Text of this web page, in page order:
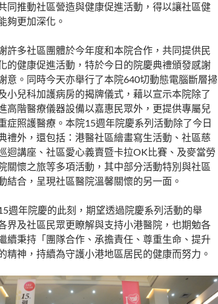
同推動社區營造與健康促進活動，得以讓社區健
夠更加深化。
許多社區團體於今年度和本院合作，共同提供民
的健康促進活動，特於今日的院慶典禮頒發感謝
意。同時今天亦舉行了本院640切動態電腦斷層掃
小兒科加護病房的揭牌儀式，藉以宣示本院除了
高階醫療儀器設備以嘉惠民眾外，更提供專屬兒
症照護醫療。本院15週年院慶系列活動除了今日
禮外，還包括：港醫社區繪畫寫生活動、社區慈
迴講座、社區愛心義賣暨卡拉OK比賽、及麥當勞
關懷之旅等多項活動，其中部分活動特別與社區
結合，呈現社區醫院溫馨關懷的另一面。
週年院慶的此刻，期望透過院慶系列活動的舉
界及社區民眾更瞭解與支持小港醫院，也期勉各
續秉持「團隊合作、承擔責任、尊重生命、提升
精神，持續為守護小港地區居民的健康而努力。